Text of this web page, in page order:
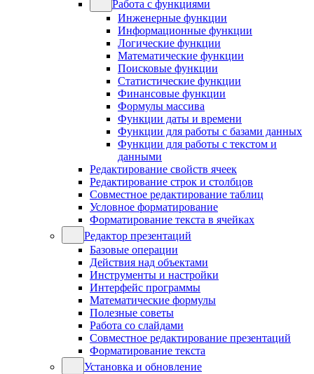
Работа с функциями
Инженерные функции
Информационные функции
Логические функции
Математические функции
Поисковые функции
Статистические функции
Финансовые функции
Формулы массива
Функции даты и времени
Функции для работы с базами данных
Функции для работы с текстом и
данными
Редактирование свойств ячеек
Редактирование строк и столбцов
Совместное редактирование таблиц
Условное форматирование
Форматирование текста в ячейках
Редактор презентаций
Базовые операции
Действия над объектами
Инструменты и настройки
Интерфейс программы
Математические формулы
Полезные советы
Работа со слайдами
Совместное редактирование презентаций
Форматирование текста
Установка и обновление